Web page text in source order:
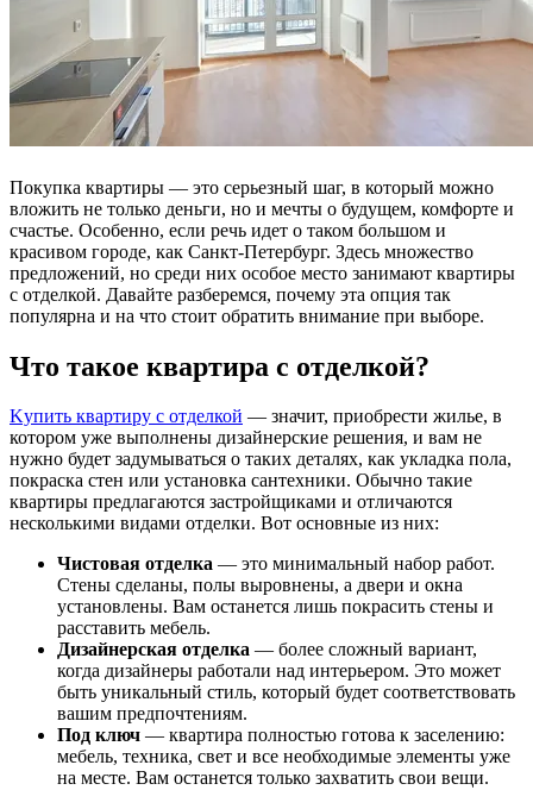
Покупка квартиры — это серьезный шаг, в который можно
вложить не только деньги, но и мечты о будущем, комфорте и
счастье. Особенно, если речь идет о таком большом и
красивом городе, как Санкт-Петербург. Здесь множество
предложений, но среди них особое место занимают квартиры
с отделкой. Давайте разберемся, почему эта опция так
популярна и на что стоит обратить внимание при выборе.
Что такое квартира с отделкой?
Kупить квартиру с отделкой — значит, приобрести жилье, в
котором уже выполнены дизайнерские решения, и вам не
нужно будет задумываться о таких деталях, как укладка пола,
покраска стен или установка сантехники. Обычно такие
квартиры предлагаются застройщиками и отличаются
несколькими видами отделки. Вот основные из них:
Чистовая отделка — это минимальный набор работ.
Стены сделаны, полы выровнены, а двери и окна
установлены. Вам останется лишь покрасить стены и
расставить мебель.
Дизайнерская отделка — более сложный вариант,
когда дизайнеры работали над интерьером. Это может
быть уникальный стиль, который будет соответствовать
вашим предпочтениям.
Под ключ — квартира полностью готова к заселению:
мебель, техника, свет и все необходимые элементы уже
на месте. Вам останется только захватить свои вещи.